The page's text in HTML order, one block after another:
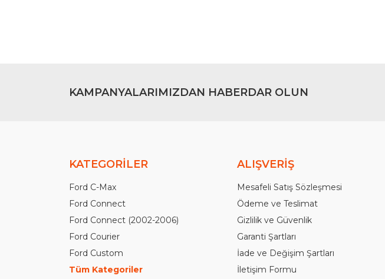
KAMPANYALARIMIZDAN HABERDAR OLUN
KATEGORİLER
Ford C-Max
Ford Connect
Ford Connect (2002-2006)
Ford Courier
Ford Custom
Tüm Kategoriler
ALIŞVERİŞ
Mesafeli Satış Sözleşmesi
Ödeme ve Teslimat
Gizlilik ve Güvenlik
Garanti Şartları
İade ve Değişim Şartları
İletişim Formu